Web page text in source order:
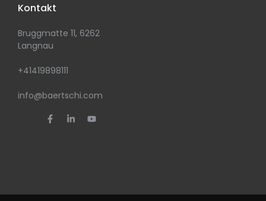
Kontakt
Bruggmatte 11, 6262
Langnau
+41419898111
info@baertschi.com